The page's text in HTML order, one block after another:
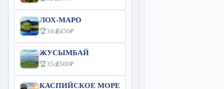
ЛОХ-МАРО
🏆34💰450₽
ЖУСЫМБАЙ
🏆35💰500₽
КАСПИЙСКОЕ МОРЕ